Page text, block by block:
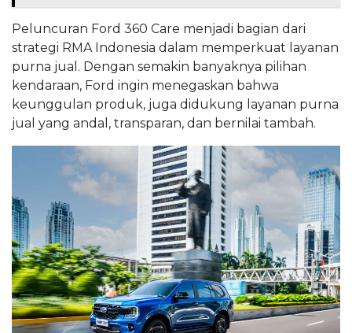
Peluncuran Ford 360 Care menjadi bagian dari
strategi RMA Indonesia dalam memperkuat layanan
purna jual. Dengan semakin banyaknya pilihan
kendaraan, Ford ingin menegaskan bahwa
keunggulan produk, juga didukung layanan purna
jual yang andal, transparan, dan bernilai tambah.